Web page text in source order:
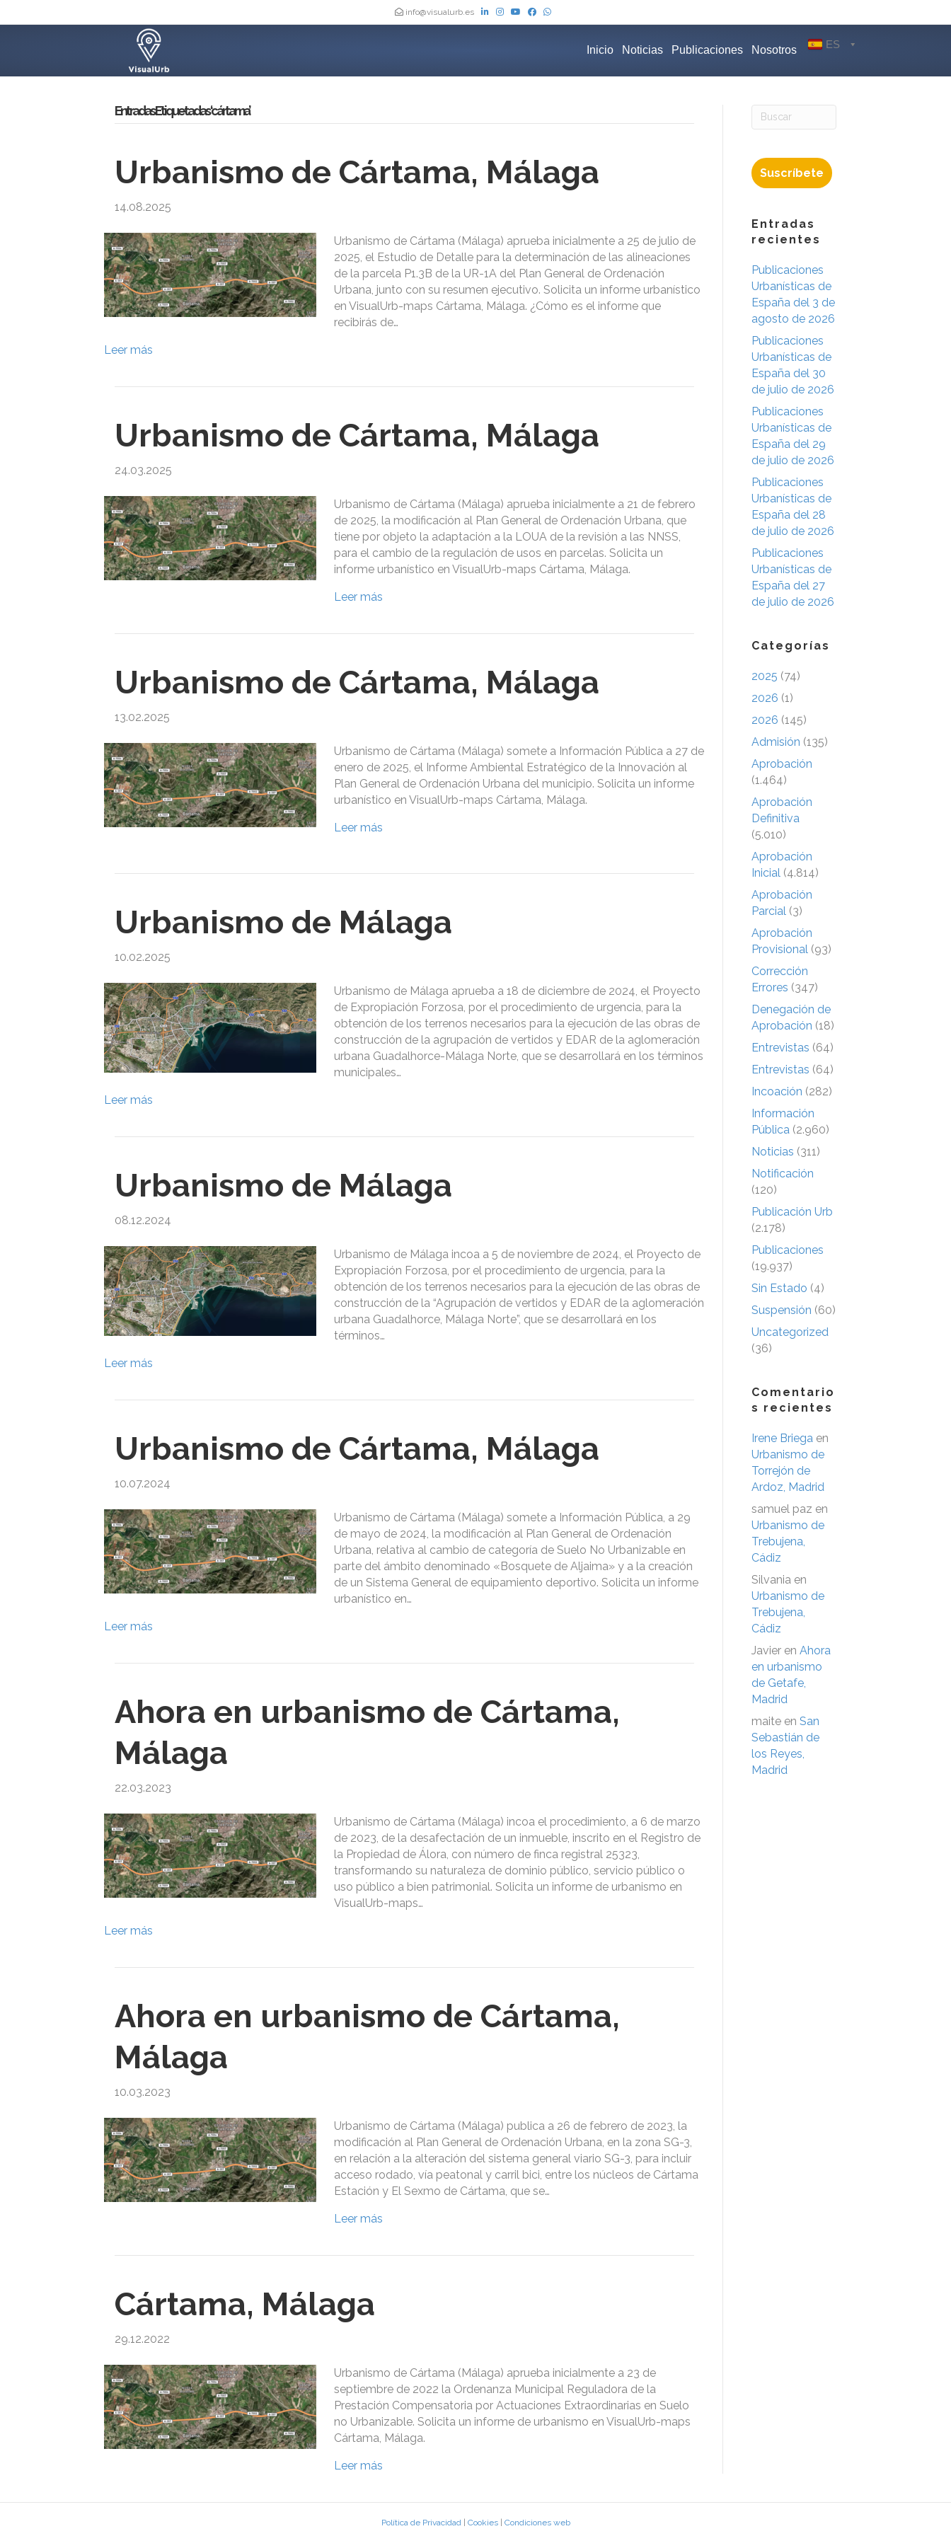
info@visualurb.es
Inicio Noticias Publicaciones Nosotros ES
Entradas Etiquetadas ‘cártama’
Urbanismo de Cártama, Málaga
14.08.2025
Urbanismo de Cártama (Málaga) aprueba inicialmente a 25 de julio de
2025, el Estudio de Detalle para la determinación de las alineaciones
de la parcela P1.3B de la UR-1A del Plan General de Ordenación
Urbana, junto con su resumen ejecutivo. Solicita un informe urbanístico
en VisualUrb-maps Cártama, Málaga. ¿Cómo es el informe que
recibirás de…
Leer más
Urbanismo de Cártama, Málaga
24.03.2025
Urbanismo de Cártama (Málaga) aprueba inicialmente a 21 de febrero
de 2025, la modificación al Plan General de Ordenación Urbana, que
tiene por objeto la adaptación a la LOUA de la revisión a las NNSS,
para el cambio de la regulación de usos en parcelas. Solicita un
informe urbanístico en VisualUrb-maps Cártama, Málaga.
Leer más
Urbanismo de Cártama, Málaga
13.02.2025
Urbanismo de Cártama (Málaga) somete a Información Pública a 27 de
enero de 2025, el Informe Ambiental Estratégico de la Innovación al
Plan General de Ordenación Urbana del municipio. Solicita un informe
urbanístico en VisualUrb-maps Cártama, Málaga.
Leer más
Urbanismo de Málaga
10.02.2025
Urbanismo de Málaga aprueba a 18 de diciembre de 2024, el Proyecto
de Expropiación Forzosa, por el procedimiento de urgencia, para la
obtención de los terrenos necesarios para la ejecución de las obras de
construcción de la agrupación de vertidos y EDAR de la aglomeración
urbana Guadalhorce-Málaga Norte, que se desarrollará en los términos
municipales…
Leer más
Urbanismo de Málaga
08.12.2024
Urbanismo de Málaga incoa a 5 de noviembre de 2024, el Proyecto de
Expropiación Forzosa, por el procedimiento de urgencia, para la
obtención de los terrenos necesarios para la ejecución de las obras de
construcción de la “Agrupación de vertidos y EDAR de la aglomeración
urbana Guadalhorce, Málaga Norte”, que se desarrollará en los
términos…
Leer más
Urbanismo de Cártama, Málaga
10.07.2024
Urbanismo de Cártama (Málaga) somete a Información Pública, a 29
de mayo de 2024, la modificación al Plan General de Ordenación
Urbana, relativa al cambio de categoría de Suelo No Urbanizable en
parte del ámbito denominado «Bosquete de Aljaima» y a la creación
de un Sistema General de equipamiento deportivo. Solicita un informe
urbanístico en…
Leer más
Ahora en urbanismo de Cártama,
Málaga
22.03.2023
Urbanismo de Cártama (Málaga) incoa el procedimiento, a 6 de marzo
de 2023, de la desafectación de un inmueble, inscrito en el Registro de
la Propiedad de Álora, con número de finca registral 25323,
transformando su naturaleza de dominio público, servicio público o
uso público a bien patrimonial. Solicita un informe de urbanismo en
VisualUrb-maps…
Leer más
Ahora en urbanismo de Cártama,
Málaga
10.03.2023
Urbanismo de Cártama (Málaga) publica a 26 de febrero de 2023, la
modificación al Plan General de Ordenación Urbana, en la zona SG-3,
en relación a la alteración del sistema general viario SG-3, para incluir
acceso rodado, vía peatonal y carril bici, entre los núcleos de Cártama
Estación y El Sexmo de Cártama, que se…
Leer más
Cártama, Málaga
29.12.2022
Urbanismo de Cártama (Málaga) aprueba inicialmente a 23 de
septiembre de 2022 la Ordenanza Municipal Reguladora de la
Prestación Compensatoria por Actuaciones Extraordinarias en Suelo
no Urbanizable. Solicita un informe de urbanismo en VisualUrb-maps
Cártama, Málaga.
Leer más
Suscríbete
Entradas
recientes
Publicaciones
Urbanísticas de
España del 3 de
agosto de 2026
Publicaciones
Urbanísticas de
España del 30
de julio de 2026
Publicaciones
Urbanísticas de
España del 29
de julio de 2026
Publicaciones
Urbanísticas de
España del 28
de julio de 2026
Publicaciones
Urbanísticas de
España del 27
de julio de 2026
Categorías
2025 (74)
2026 (1)
2026 (145)
Admisión (135)
Aprobación
(1.464)
Aprobación
Definitiva
(5.010)
Aprobación
Inicial (4.814)
Aprobación
Parcial (3)
Aprobación
Provisional (93)
Corrección
Errores (347)
Denegación de
Aprobación (18)
Entrevistas (64)
Entrevistas (64)
Incoación (282)
Información
Pública (2.960)
Noticias (311)
Notificación
(120)
Publicación Urb
(2.178)
Publicaciones
(19.937)
Sin Estado (4)
Suspensión (60)
Uncategorized
(36)
Comentario
s recientes
Irene Briega en
Urbanismo de
Torrejón de
Ardoz, Madrid
samuel paz en
Urbanismo de
Trebujena,
Cádiz
Silvania en
Urbanismo de
Trebujena,
Cádiz
Javier en Ahora
en urbanismo
de Getafe,
Madrid
maite en San
Sebastián de
los Reyes,
Madrid
Política de Privacidad| Cookies| Condiciones web